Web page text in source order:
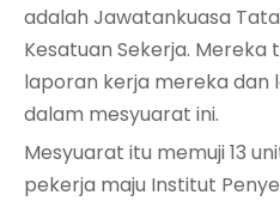
adalah Jawatankuasa
Kesatuan Sekerja.
laporan kerja mereka dan
dalam mesyuarat ini.
Mesyuarat itu memuji 13
pekerja maju Institut